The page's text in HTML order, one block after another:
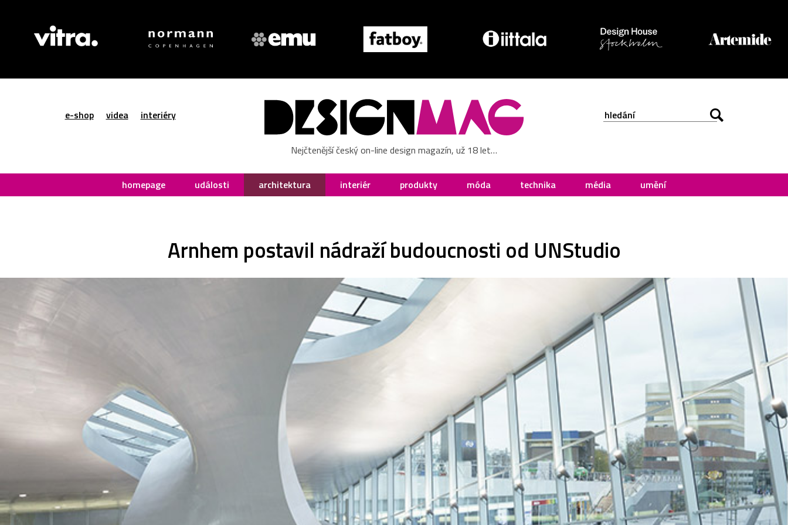
e-shop videa interiéry
Nejčtenější český on-line design magazín, už 18 let…
homepage události architektura interiér produkty móda technika média umění
Arnhem postavil nádraží budoucnosti od UNStudio